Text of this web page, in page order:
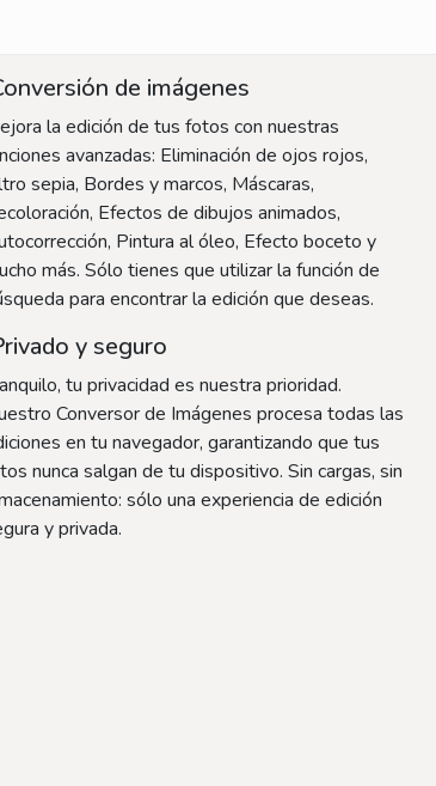
de imágenes
la edición de tus fotos con nuestras
avanzadas: Eliminación de ojos rojos,
sepia, Bordes y marcos, Máscaras,
Efectos de dibujos animados,
Pintura al óleo, Efecto boceto y
más. Sólo tienes que utilizar la función de
para encontrar la edición que deseas.
y seguro
tu privacidad es nuestra prioridad.
Conversor de Imágenes procesa todas las
en tu navegador, garantizando que tus
nunca salgan de tu dispositivo. Sin cargas, sin
sólo una experiencia de edición
y privada.